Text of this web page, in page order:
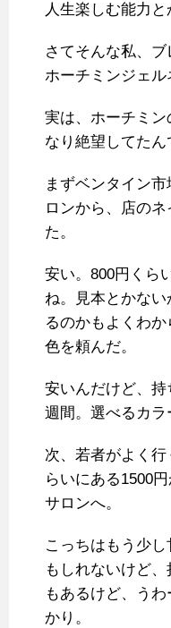
人生楽しむ能力と
さてそんな私、ブ
ホーチミンジェル
実は、ホーチミ
なり絶望してたん
まずベンタイン
ロンから、店の
た。
安い。800円くら
ね。見本とかな
るのかもよくわ
色を頼んだ。
安いんだけど、
週間。選べるカラ
次、若者がよく行
らいにある1500
サロンへ。
こっちはもう少
もしれないけど
もあるけど、う
かり。